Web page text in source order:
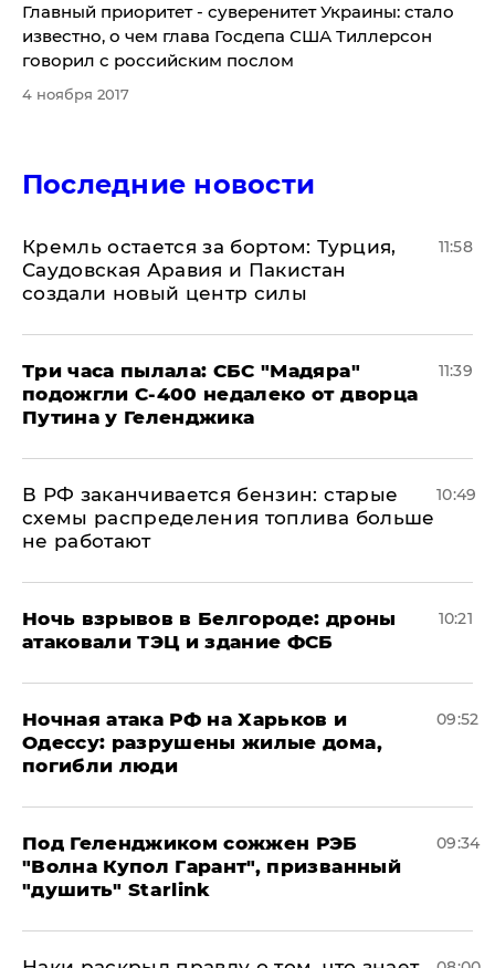
Главный приоритет - суверенитет Украины: стало
известно, о чем глава Госдепа США Тиллерсон
говорил с российским послом
4 ноября 2017
Последние новости
​Кремль остается за бортом: Турция,
Саудовская Аравия и Пакистан
создали новый центр силы
11:58
Три часа пылала: СБС "Мадяра"
подожгли С-400 недалеко от дворца
Путина у Геленджика
11:39
​В РФ заканчивается бензин: старые
схемы распределения топлива больше
не работают
10:49
​Ночь взрывов в Белгороде: дроны
атаковали ТЭЦ и здание ФСБ
10:21
​Ночная атака РФ на Харьков и
Одессу: разрушены жилые дома,
погибли люди
09:52
Под Геленджиком сожжен РЭБ
"Волна Купол Гарант", призванный
"душить" Starlink
09:34